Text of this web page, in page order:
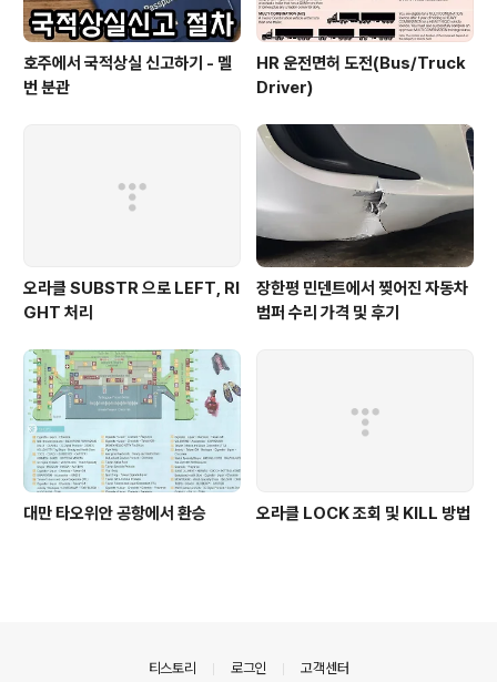
호주에서 국적상실 신고하기 - 멜
번 분관
HR 운전면허 도전(Bus/Truck
Driver)
오라클 SUBSTR 으로 LEFT, RI
GHT 처리
장한평 민덴트에서 찢어진 자동차
범퍼 수리 가격 및 후기
대만 타오위안 공항에서 환승 오라클 LOCK 조회 및 KILL 방법
티스토리 로그인 고객센터